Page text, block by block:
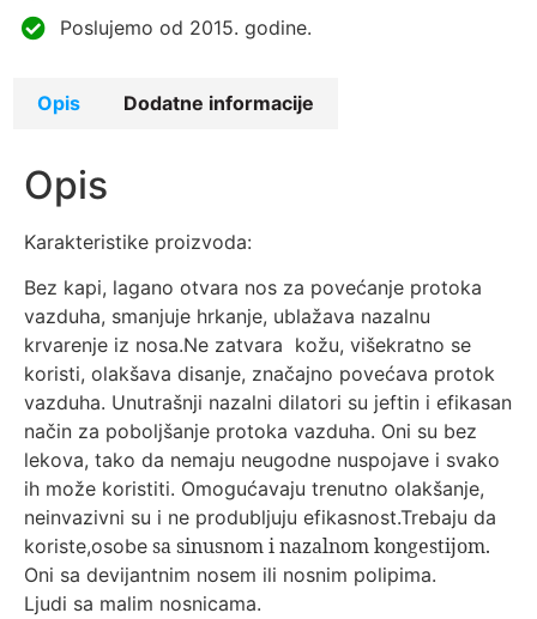
Poslujemo od 2015. godine.
Opis Dodatne informacije
Opis
Karakteristike proizvoda:
Bez kapi, lagano otvara nos za povećanje protoka
vazduha, smanjuje hrkanje, ublažava nazalnu
krvarenje iz nosa.Ne zatvara kožu, višekratno se
koristi, olakšava disanje, značajno povećava protok
vazduha. Unutrašnji nazalni dilatori su jeftin i efikasan
način za poboljšanje protoka vazduha. Oni su bez
lekova, tako da nemaju neugodne nuspojave i svako
ih može koristiti. Omogućavaju trenutno olakšanje,
neinvazivni su i ne produbljuju efikasnost.Trebaju da
koriste,osobe sa sinusnom i nazalnom kongestijom.
Oni sa devijantnim nosem ili nosnim polipima.
Ljudi sa malim nosnicama.